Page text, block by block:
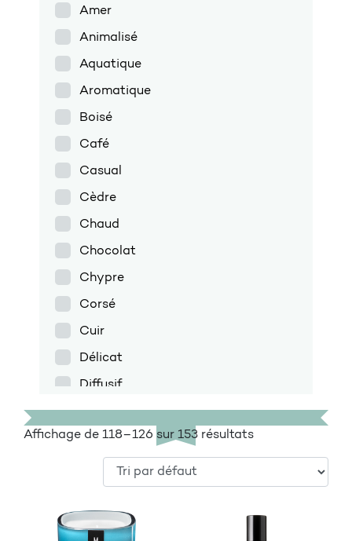
Amer
Animalisé
Aquatique
Aromatique
Boisé
Café
Casual
Cèdre
Chaud
Chocolat
Chypre
Corsé
Cuir
Délicat
Diffusif
Discret
Doux
Encens
Épicé
Affichage de 118–126 sur 153 résultats